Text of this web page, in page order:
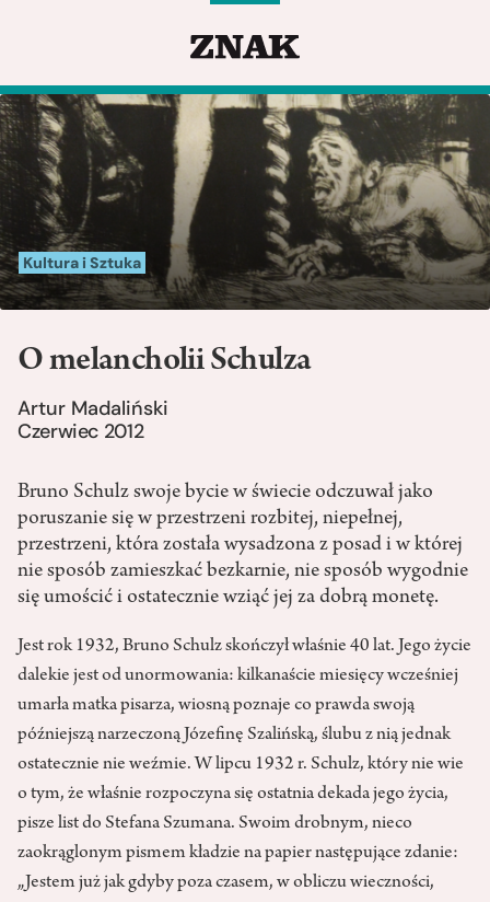
Kultura i Sztuka
O melancholii Schulza
Artur Madaliński
Czerwiec 2012
Bruno Schulz swoje bycie w świecie odczuwał jako
poruszanie się w przestrzeni rozbitej, niepełnej,
przestrzeni, która została wysadzona z posad i w której
nie sposób zamieszkać bezkarnie, nie sposób wygodnie
się umościć i ostatecznie wziąć jej za dobrą monetę.
Jest rok 1932, Bruno Schulz skończył właśnie 40 lat. Jego życie
dalekie jest od unormowania: kilkanaście miesięcy wcześniej
umarła matka pisarza, wiosną poznaje co prawda swoją
późniejszą narzeczoną Józefinę Szalińską, ślubu z nią jednak
ostatecznie nie weźmie. W lipcu 1932 r. Schulz, który nie wie
o tym, że właśnie rozpoczyna się ostatnia dekada jego życia,
pisze list do Stefana Szumana. Swoim drobnym, nieco
zaokrąglonym pismem kładzie na papier następujące zdanie:
„Jestem już jak gdyby poza czasem, w obliczu wieczności,